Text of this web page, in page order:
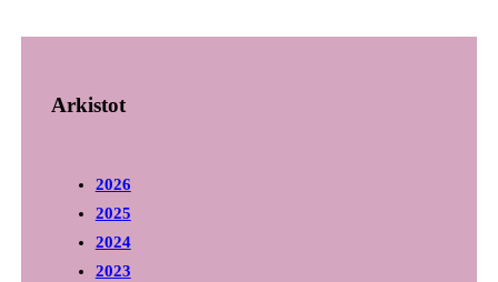
Arkistot
2026
2025
2024
2023